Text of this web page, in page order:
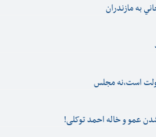
به مازندران
است،نه مجلس
عمو و خاله احمد توکلی!